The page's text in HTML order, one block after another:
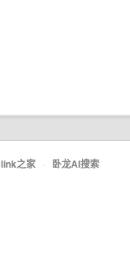
link之家 · 卧龙AI搜索